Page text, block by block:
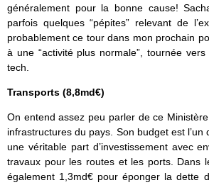
généralement pour la bonne cause!
parfois quelques “pépites” relevant de
probablement ce tour dans mon prochain
à une “activité plus normale”, tournée vers
tech.
Transports (8,8md€)
On entend assez peu parler de ce
infrastructures du pays. Son budget est
une véritable part d’investissement avec
travaux pour les routes et les ports. Dans
également 1,3md€ pour éponger la dette